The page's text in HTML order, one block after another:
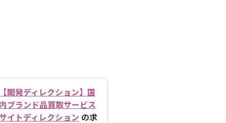
開発ディレクション】国
ブランド品買取サービス
イトディレクション の求